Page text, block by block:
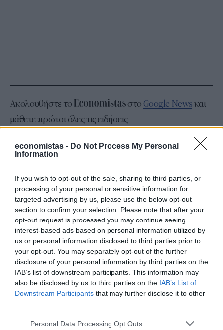
economistas - Do Not Process My Personal
Information
If you wish to opt-out of the sale, sharing to third parties, or
processing of your personal or sensitive information for
targeted advertising by us, please use the below opt-out
section to confirm your selection. Please note that after your
opt-out request is processed you may continue seeing
interest-based ads based on personal information utilized by
us or personal information disclosed to third parties prior to
your opt-out. You may separately opt-out of the further
disclosure of your personal information by third parties on the
IAB’s list of downstream participants. This information may
also be disclosed by us to third parties on the IAB’s List of
Downstream Participants that may further disclose it to other
Personal Data Processing Opt Outs
Ακολουθήστε το στο Google Newsκαι
μάθετε πρώτοι όλες τις ειδήσεις
από την Ελλάδα και
τον Κόσμο, στο
TAGS
Άδωνις Γεωργιάδης
καρκίνος
Νίκος Παπαθανάσης
Δημήτρης Παπαστεργίου
ΣΧΕΤΙΚΑ